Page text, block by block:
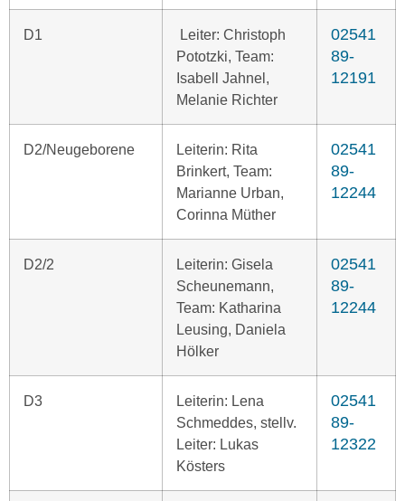
D1
Leiter: Christoph
Pototzki, Team:
Isabell Jahnel,
Melanie Richter
02541
89-
12191
D2/Neugeborene
Leiterin: Rita
Brinkert, Team:
Marianne Urban,
Corinna Müther
02541
89-
12244
D2/2
Leiterin: Gisela
Scheunemann,
Team: Katharina
Leusing, Daniela
Hölker
02541
89-
12244
D3
Leiterin: Lena
Schmeddes, stellv.
Leiter: Lukas
Kösters
02541
89-
12322